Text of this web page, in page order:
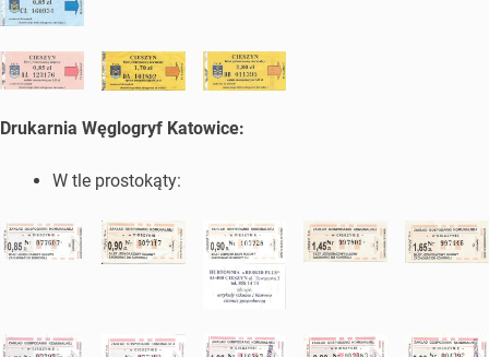
Drukarnia Węglogryf Katowice:
W tle prostokąty: